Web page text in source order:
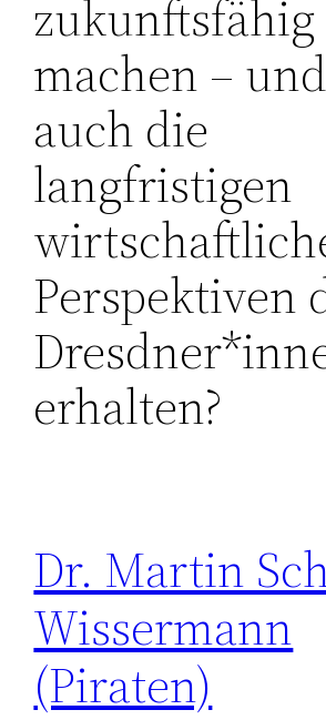
zukunftsfähig
machen –
auch die
langfristigen
Perspektiven
erhalten?
Dr. Martin
Wissermann
(Piraten)